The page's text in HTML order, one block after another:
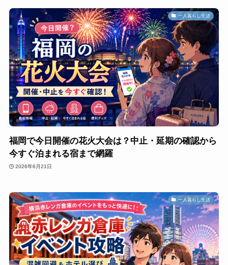
一人暮らし生活
福岡で今日開催の花火大会は？中止・延期の確認から
今すぐ泊まれる宿まで網羅
2026年6月21日
一人暮らし生活